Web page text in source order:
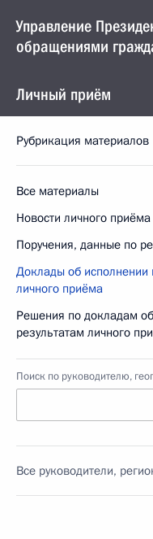
Управление
обращениями
Личный приём
Рубрикация материалов
Все материалы
Новости личного приёма
Поручения, данные по
Доклады об исполнении
личного приёма
Решения по докладам
результатам личного
Поиск по руководителю,
Все руководители,